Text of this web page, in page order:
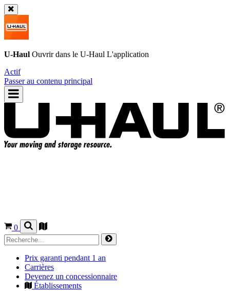
U-Haul Ouvrir dans le U-Haul L'application
Actif
Passer au contenu principal
0
Prix garanti pendant 1 an
Carrières
Devenez un concessionnaire
Établissements